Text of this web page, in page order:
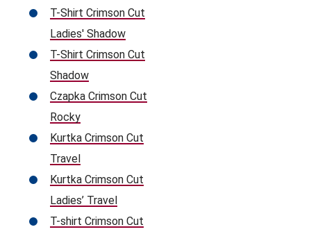
T-Shirt Crimson Cut
Ladies' Shadow
T-Shirt Crimson Cut
Shadow
Czapka Crimson Cut
Rocky
Kurtka Crimson Cut
Travel
Kurtka Crimson Cut
Ladies’ Travel
T-shirt Crimson Cut